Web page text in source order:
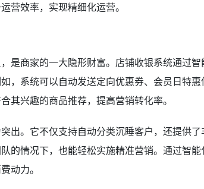
营效率，实现精细化运营。
是商家的一大隐形财富。店铺收银系统通过
，系统可以自动发送定向优惠券、会员日特
其兴趣的商品推荐，提高营销转化率。
出。它不仅支持自动分类沉睡客户，还提供
的情况下，也能轻松实施精准营销。通过智
动力。